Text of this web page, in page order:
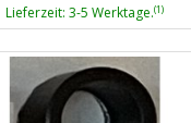
Lieferzeit: 3-5 Werktage.(1)